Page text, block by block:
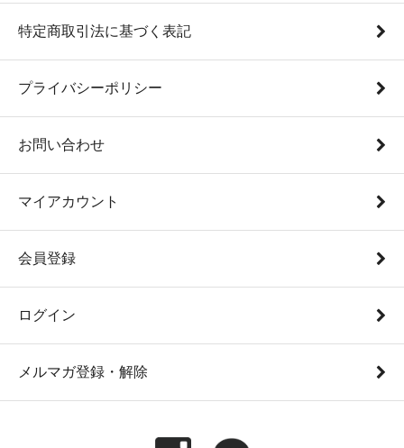
特定商取引法に基づく表記
プライバシーポリシー
お問い合わせ
マイアカウント
会員登録
ログイン
メルマガ登録・解除